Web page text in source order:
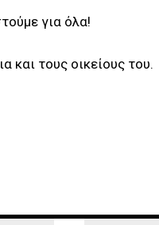
για όλα!
και τους οικείους του.